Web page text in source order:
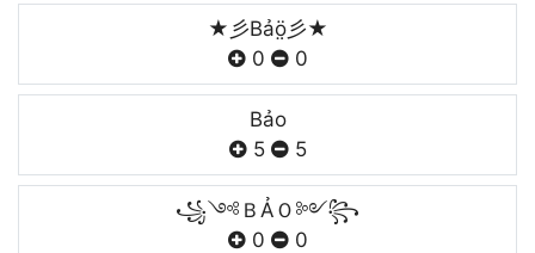
★彡Bảö̤彡★
0
0
Bảo
5
5
꧁༺ＢẢＯ༻꧂
0
0